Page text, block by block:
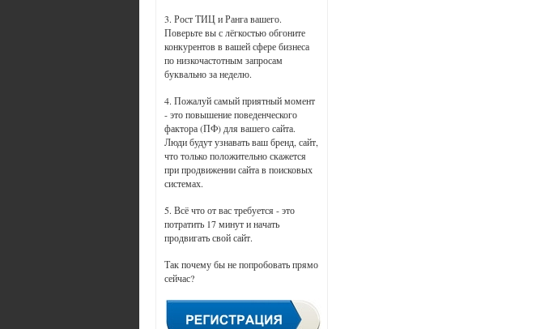
3. Рост ТИЦ и Ранга вашего.
Поверьте вы с лёгкостью обгоните
конкурентов в вашей сфере бизнеса
по низкочастотным запросам
буквально за неделю.
4. Пожалуй самый приятный момент
- это повышение поведенческого
фактора (ПФ) для вашего сайта.
Люди будут узнавать ваш бренд, сайт,
что только положительно скажется
при продвижении сайта в поисковых
системах.
5. Всё что от вас требуется - это
потратить 17 минут и начать
продвигать свой сайт.
Так почему бы не попробовать прямо
сейчас?